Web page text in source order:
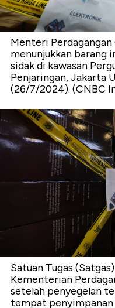
Menteri
menunjukkan barang
sidak di kawasan
Penjaringan, Jakarta
(26/7/2024). (CNBC
Satuan Tugas
Kementerian
setelah penyegelan
tempat penyimpanan